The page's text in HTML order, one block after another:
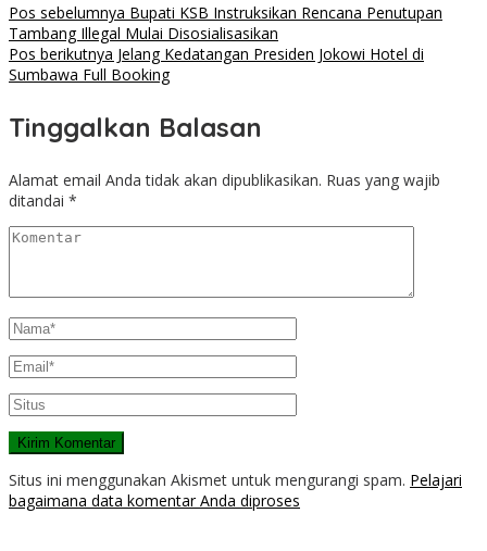
Pos sebelumnya Bupati KSB Instruksikan Rencana Penutupan
Tambang Illegal Mulai Disosialisasikan
Pos berikutnya Jelang Kedatangan Presiden Jokowi Hotel di
Sumbawa Full Booking
Tinggalkan Balasan
Alamat email Anda tidak akan dipublikasikan. Ruas yang wajib
ditandai *
Situs ini menggunakan Akismet untuk mengurangi spam. Pelajari
bagaimana data komentar Anda diproses